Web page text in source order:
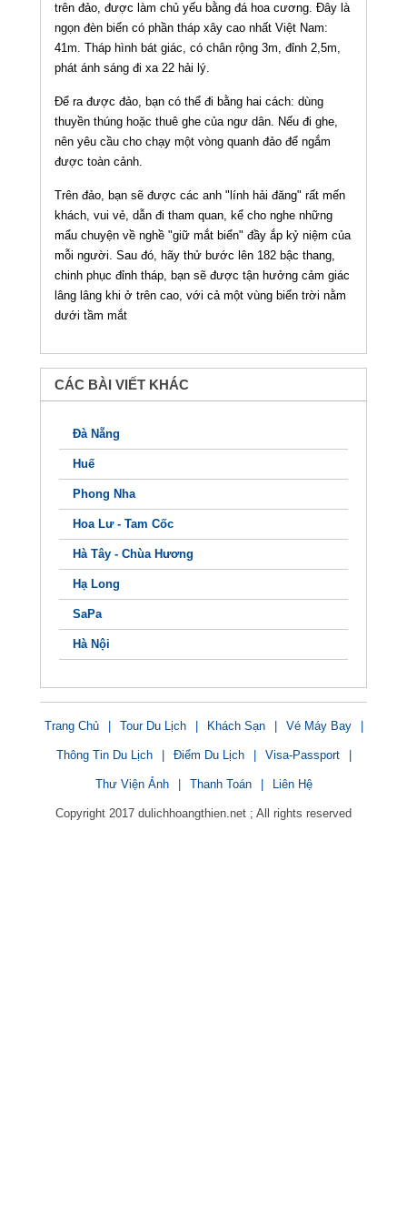
trên đảo, được làm chủ yếu bằng đá hoa cương. Ðây là
ngọn đèn biển có phần tháp xây cao nhất Việt Nam:
41m. Tháp hình bát giác, có chân rộng 3m, đỉnh 2,5m,
phát ánh sáng đi xa 22 hải lý.
Ðể ra được đảo, bạn có thể đi bằng hai cách: dùng
thuyền thúng hoặc thuê ghe của ngư dân. Nếu đi ghe,
nên yêu cầu cho chạy một vòng quanh đảo để ngắm
được toàn cảnh.
Trên đảo, bạn sẽ được các anh "lính hải đăng" rất mến
khách, vui vẻ, dẫn đi tham quan, kể cho nghe những
mẩu chuyện về nghề "giữ mắt biển" đầy ắp kỷ niệm của
mỗi người. Sau đó, hãy thử bước lên 182 bậc thang,
chinh phục đỉnh tháp, bạn sẽ được tận hưởng cảm giác
lâng lâng khi ở trên cao, với cả một vùng biển trời nằm
dưới tầm mắt
CÁC BÀI VIẾT KHÁC
Đà Nẵng
Huế
Phong Nha
Hoa Lư - Tam Cốc
Hà Tây - Chùa Hương
Hạ Long
SaPa
Hà Nội
Trang Chủ Tour Du Lịch Khách Sạn Vé Máy Bay
Thông Tin Du Lịch Điểm Du Lịch Visa-Passport
Thư Viện Ảnh Thanh Toán Liên Hệ
Copyright 2017 dulichhoangthien.net ; All rights reserved